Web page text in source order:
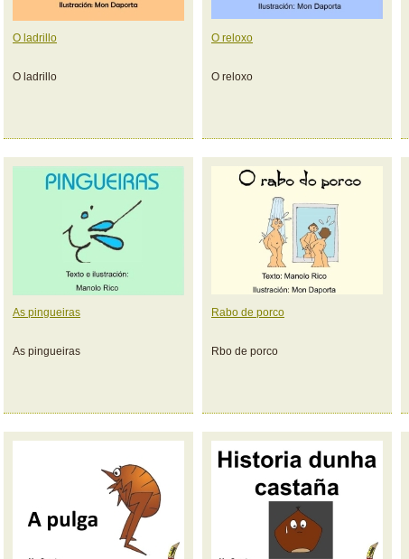
O ladrillo
O ladrillo
O reloxo
O reloxo
As pingueiras
As pingueiras
Rabo de porco
Rbo de porco